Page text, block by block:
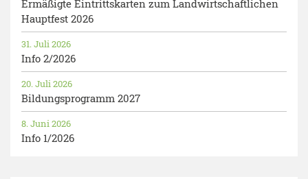
Ermäßigte Eintrittskarten zum Landwirtschaftlichen
Hauptfest 2026
Info 2/2026
31. Juli 2026
Bildungsprogramm 2027
20. Juli 2026
Info 1/2026
8. Juni 2026